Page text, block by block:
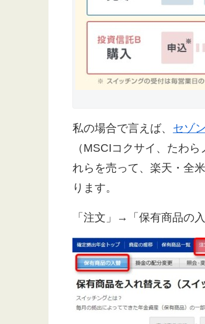
私の場合で言えば、 セゾ
（MSCIコクサイ、たわ
れらを売って、楽天・全
ります。
「注文」→「保有商品の